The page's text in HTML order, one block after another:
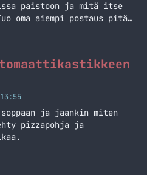
paistoon ja mitä itse
oma aiempi postaus pitää
muutos mitä
tekstuuria ja
Ota 2-3h ennen
huoneenlämpöön ellei…
13:55
ja jaankin miten
pizzapohja ja